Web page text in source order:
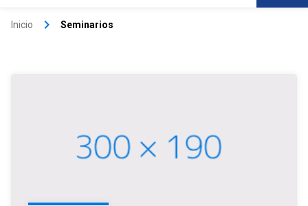
Inicio keyboard_arrow_right Seminarios